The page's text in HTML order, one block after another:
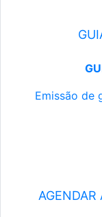
Emissão de